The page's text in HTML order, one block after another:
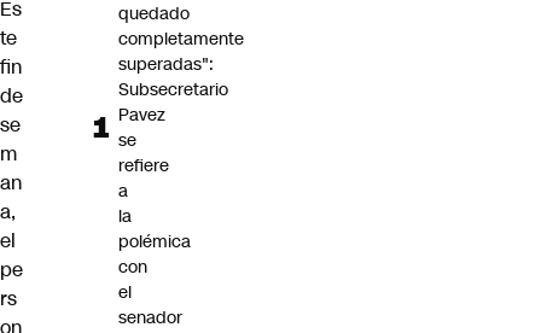
Es
te
fin
de
se
m
an
a,
el
pe
rs
quedado
completamente
superadas":
Subsecretario
Pavez
se
refiere
a
la
polémica
con
el
senador